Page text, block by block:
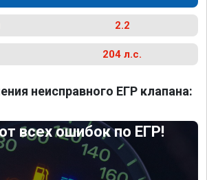
2.2
204 л.с.
неисправного ЕГР клапана:
всех ошибок по ЕГР!